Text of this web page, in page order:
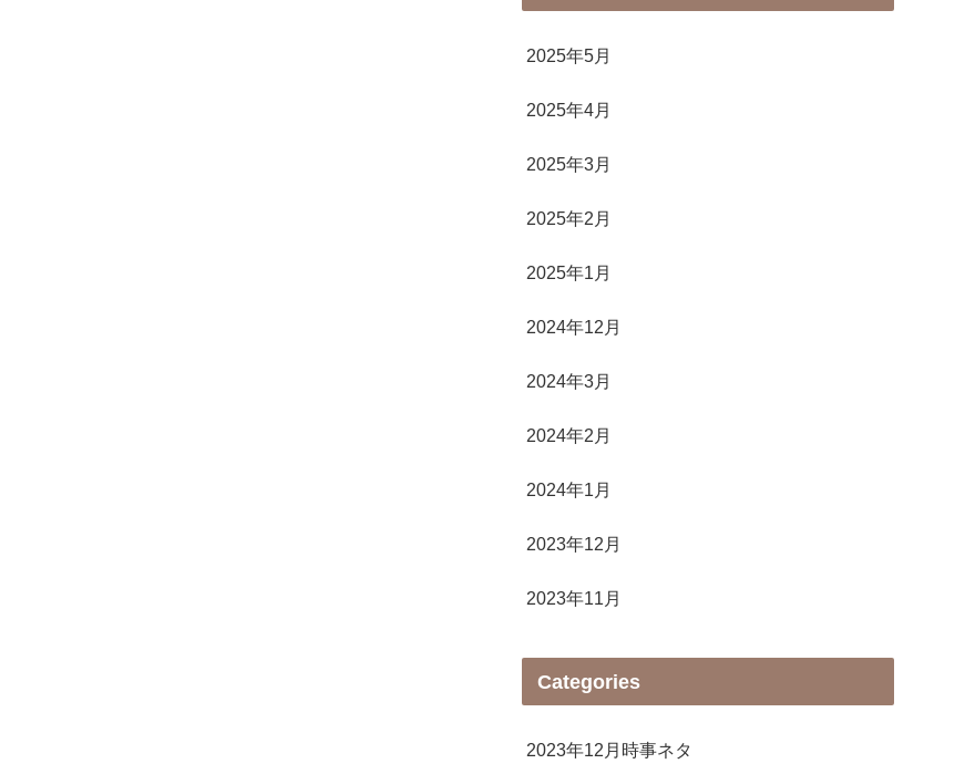
2025年5月
2025年4月
2025年3月
2025年2月
2025年1月
2024年12月
2024年3月
2024年2月
2024年1月
2023年12月
2023年11月
Categories
2023年12月時事ネタ